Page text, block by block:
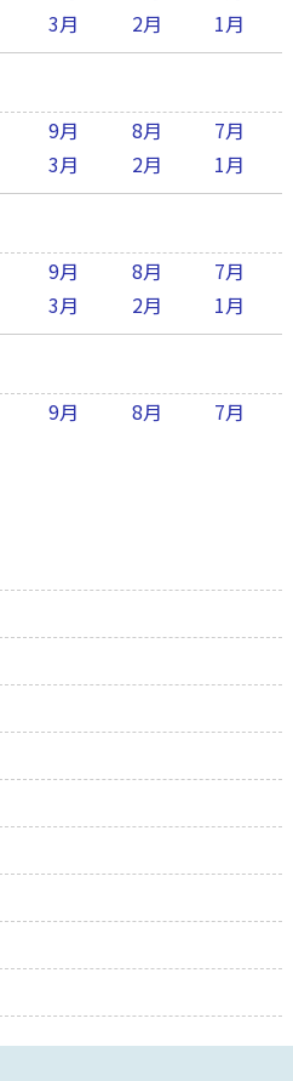
3月 2月 1月
9月 8月
7月
3月 2月 1月
9月 8月
7月
3月 2月 1月
9月 8月
7月